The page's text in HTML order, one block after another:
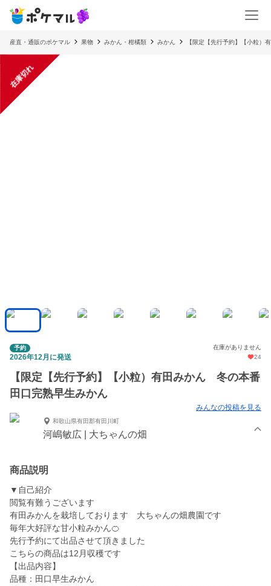
産直・通販のポケマル 果物 みかん・柑橘類 みかん 【限定【先行予約】【小粒
在庫切れ
予約 在庫がありません
2026年12月に発送 24
【限定【先行予約】【小粒）有田みかん 冬の本番
田口完熟早生みかん
みんなの投稿を見る
和歌山県有田郡有田川町
河嶋敏広 | 大ちゃんの畑
商品説明
▼自己紹介
閲覧有難うございます
有田みかんを栽培しております 大ちゃんの畑農園です
毎年大好評な甘小粒みかん🍊
先行予約にて出品させて頂きました
こちらの商品は12月収穫です
【出品内容】
品種：田口早生みかん